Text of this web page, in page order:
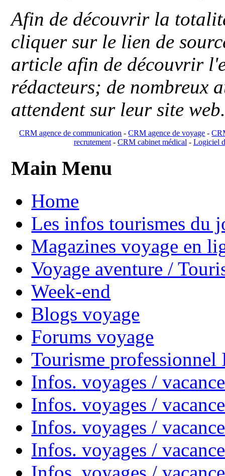
Afin de découvrir la
cliquer sur le lien de
article afin de découvrir
rédacteurs; de nombreux
attendent sur leur site
CRM agence de communication -CRM agence de voyage -
recrutement- CRM cabinet médical- Logiciel
Main Menu
Home
Les infos tourismes du
Magazines voyage en
Voyage aventure /
Week-end
Blogs voyage
Forums voyage
Tourisme
Infos. voyages /
Infos. voyages /
Infos. voyages /
Infos. voyages /